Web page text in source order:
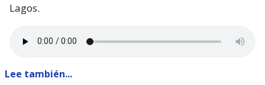
Lagos.
Lee también...